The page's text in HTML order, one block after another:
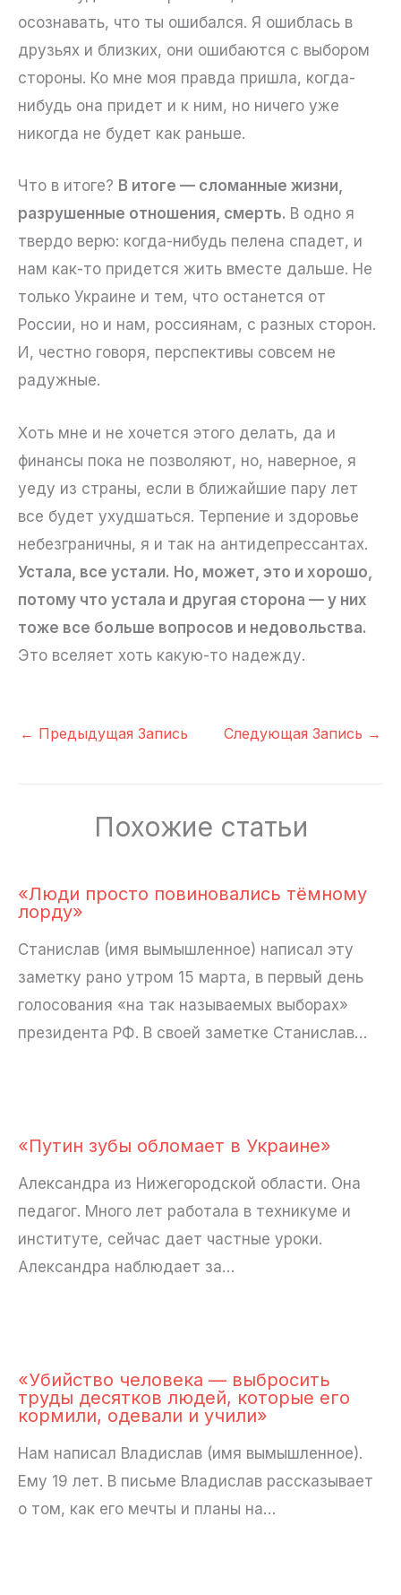
осознавать, что ты ошибался. Я ошиблась в
друзьях и близких, они ошибаются с выбором
стороны. Ко мне моя правда пришла, когда-
нибудь она придет и к ним, но ничего уже
никогда не будет как раньше.
Что в итоге? В итоге — сломанные жизни,
разрушенные отношения, смерть. В одно я
твердо верю: когда-нибудь пелена спадет, и
нам как-то придется жить вместе дальше. Не
только Украине и тем, что останется от
России, но и нам, россиянам, с разных сторон.
И, честно говоря, перспективы совсем не
радужные.
Хоть мне и не хочется этого делать, да и
финансы пока не позволяют, но, наверное, я
уеду из страны, если в ближайшие пару лет
все будет ухудшаться. Терпение и здоровье
небезграничны, я и так на антидепрессантах.
Устала, все устали. Но, может, это и хорошо,
потому что устала и другая сторона — у них
тоже все больше вопросов и недовольства.
Это вселяет хоть какую-то надежду.
← Предыдущая Запись Следующая Запись →
Похожие статьи
«Люди просто повиновались тёмному
лорду»
Станислав (имя вымышленное) написал эту
заметку рано утром 15 марта, в первый день
голосования «на так называемых выборах»
президента РФ. В своей заметке Станислав…
«Путин зубы обломает в Украине»
Александра из Нижегородской области. Она
педагог. Много лет работала в техникуме и
институте, сейчас дает частные уроки.
Александра наблюдает за…
«Убийство человека — выбросить
труды десятков людей, которые его
кормили, одевали и учили»
Нам написал Владислав (имя вымышленное).
Ему 19 лет. В письме Владислав рассказывает
о том, как его мечты и планы на…